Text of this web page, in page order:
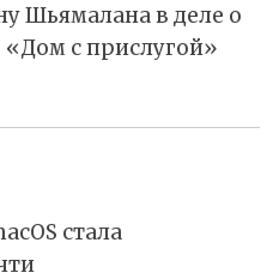
Шьямалана в деле о
«Дом с прислугой»
стала